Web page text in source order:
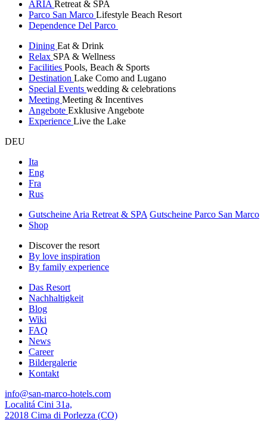
ARIA Retreat & SPA
Parco San Marco Lifestyle Beach Resort
Dependence Del Parco
Dining Eat & Drink
Relax SPA & Wellness
Facilities Pools, Beach & Sports
Destination Lake Como and Lugano
Special Events wedding & celebrations
Meeting Meeting & Incentives
Angebote Exklusive Angebote
Experience Live the Lake
DEU
Ita
Eng
Fra
Rus
Gutscheine Aria Retreat & SPA Gutscheine Parco San Marco
Shop
Discover the resort
By love inspiration
By family experience
Das Resort
Nachhaltigkeit
Blog
Wiki
FAQ
News
Career
Bildergalerie
Kontakt
info@san-marco-hotels.com
Localitá Cini 31a,
22018 Cima di Porlezza (CO)